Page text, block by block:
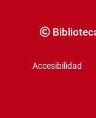
Accesibilidad